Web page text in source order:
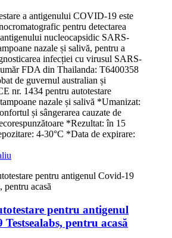
a antigenului COVID-19 este
pentru detectarea
nucleocapsidic SARS-
nazale și salivă, pentru a
infecției cu virusul SARS-
FDA din Thailanda: T6400358
de guvernul australian și
nr. 1434 pentru autotestare
nazale și salivă *Umanizat:
și sângerarea cauzate de
*Rezultat: în 15
4-30°C *Data de expirare:
pentru antigenul
Testsealabs, pentru acasă